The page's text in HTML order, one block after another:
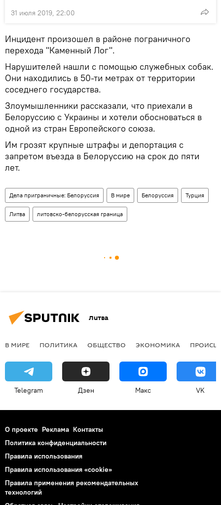
31 июля 2019, 22:00
Инцидент произошел в районе пограничного
перехода "Каменный Лог".
Нарушителей нашли с помощью служебных собак.
Они находились в 50-ти метрах от территории
соседнего государства.
Злоумышленники рассказали, что приехали в
Белоруссию с Украины и хотели обосноваться в
одной из стран Европейского союза.
Им грозят крупные штрафы и депортация с
запретом въезда в Белоруссию на срок до пяти
лет.
Дела приграничные: Белоруссия В мире Белоруссия Турция
Литва литовско-белорусская граница
Литва
В МИРЕ ПОЛИТИКА ОБЩЕСТВО ЭКОНОМИКА
Telegram Дзен Макс VK
О проекте Реклама Контакты
Политика конфиденциальности
Правила использования
Правила использования «cookie»
Правила применения рекомендательных
технологий